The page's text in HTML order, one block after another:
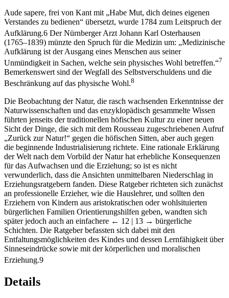
Aude sapere, frei von Kant mit „Habe Mut, dich deines eigenen
Verstandes zu bedienen“ übersetzt, wurde 1784 zum Leitspruch der
Aufklärung.6 Der Nürnberger Arzt Johann Karl Osterhausen
(1765–1839) münzte den Spruch für die Medizin um: „Medizinische
Aufklärung ist der Ausgang eines Menschen aus seiner
Unmündigkeit in Sachen, welche sein physisches Wohl betreffen.“7
Bemerkenswert sind der Wegfall des Selbstverschuldens und die
Beschränkung auf das physische Wohl.8
Die Beobachtung der Natur, die rasch wachsenden Erkenntnisse der
Naturwissenschaften und das enzyklopädisch gesammelte Wissen
führten jenseits der traditionellen höfischen Kultur zu einer neuen
Sicht der Dinge, die sich mit dem Rousseau zugeschriebenen Aufruf
„Zurück zur Natur!“ gegen die höfischen Sitten, aber auch gegen
die beginnende Industrialisierung richtete. Eine rationale Erklärung
der Welt nach dem Vorbild der Natur hat erhebliche Konsequenzen
für das Aufwachsen und die Erziehung; so ist es nicht
verwunderlich, dass die Ansichten unmittelbaren Niederschlag in
Erziehungsratgebern fanden. Diese Ratgeber richteten sich zunächst
an professionelle Erzieher, wie die Hauslehrer, und sollten den
Erziehern von Kindern aus aristokratischen oder wohlsituierten
bürgerlichen Familien Orientierungshilfen geben, wandten sich
später jedoch auch an einfachere ← 12 | 13 → bürgerliche
Schichten. Die Ratgeber befassten sich dabei mit den
Entfaltungsmöglichkeiten des Kindes und dessen Lernfähigkeit über
Sinneseindrücke sowie mit der körperlichen und moralischen
Erziehung.9
Details